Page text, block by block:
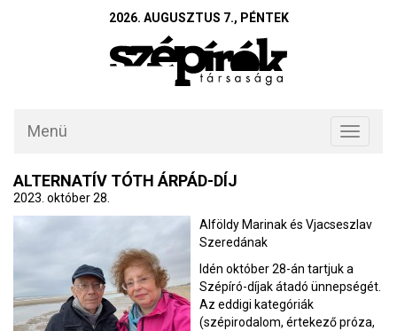
2026. AUGUSZTUS 7., PÉNTEK
Toggle
Menü
ALTERNATÍV TÓTH ÁRPÁD-DÍJ
2023. október 28.
Alföldy Marinak és Vjacseszlav
Szeredának
Idén október 28-án tartjuk a
Szépíró-díjak átadó ünnepségét.
Az eddigi kategóriák
(szépirodalom, értekező próza,